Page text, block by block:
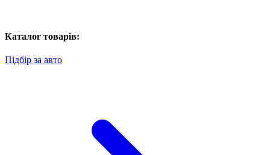
Каталог товарів:
Підбір за авто